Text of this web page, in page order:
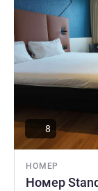
команда с
Управление
НОМЕР
Номер
8